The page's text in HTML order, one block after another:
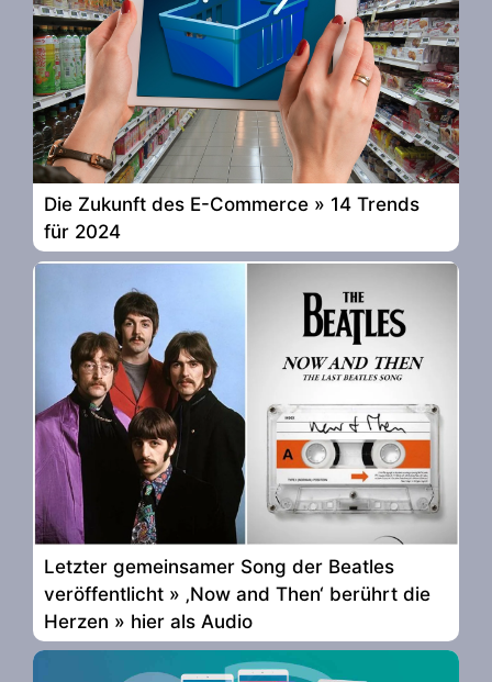
Die Zukunft des E-Commerce » 14 Trends
für 2024
Letzter gemeinsamer Song der Beatles
veröffentlicht » ‚Now and Then‘ berührt die
Herzen » hier als Audio